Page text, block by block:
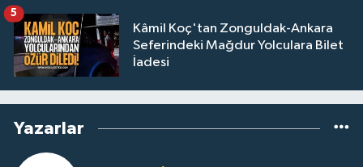
Kâmil Koç'tan Zonguldak-Ankara
Seferindeki Mağdur Yolculara Bilet
İadesi
5
Yazarlar